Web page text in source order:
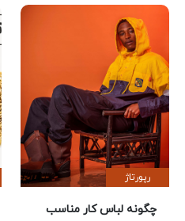
رپورتاژ
چگونه لباس کار مناسب